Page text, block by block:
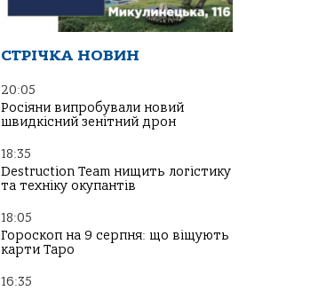
СТРІЧКА НОВИН
20:05
Росіяни випробували новий
швидкісний зенітний дрон
18:35
Destruction Team нищить логістику
та техніку окупантів
18:05
Гороскоп на 9 серпня: що віщують
карти Таро
16:35